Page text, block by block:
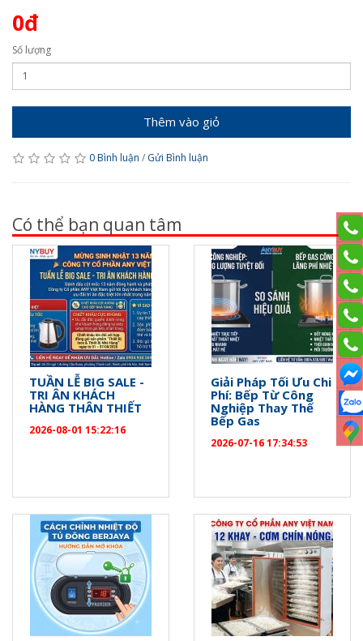
0đ
Số lượng
Thêm vào giỏ
0 Bình luận / Gửi Bình luận
Có thể bạn quan tâm
TUẦN LỄ BIG SALE -
TRI ÂN KHÁCH
HÀNG THÂN THIẾT
2026-08-01 15:22:16
Giải Pháp Tối Ưu Chi
Phí: Bếp Từ Công
Nghiệp Thay Thế
Bếp Gas
2026-07-16 17:34:53